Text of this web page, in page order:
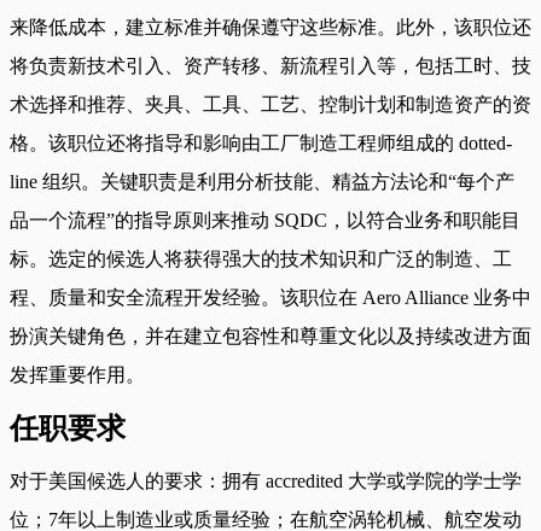
来降低成本，建立标准并确保遵守这些标准。此外，该职位还
将负责新技术引入、资产转移、新流程引入等，包括工时、技
术选择和推荐、夹具、工具、工艺、控制计划和制造资产的资
格。该职位还将指导和影响由工厂制造工程师组成的 dotted-
line 组织。关键职责是利用分析技能、精益方法论和“每个产
品一个流程”的指导原则来推动 SQDC，以符合业务和职能目
标。选定的候选人将获得强大的技术知识和广泛的制造、工
程、质量和安全流程开发经验。该职位在 Aero Alliance 业务中
扮演关键角色，并在建立包容性和尊重文化以及持续改进方面
发挥重要作用。
任职要求
对于美国候选人的要求：拥有 accredited 大学或学院的学士学
位；7年以上制造业或质量经验；在航空涡轮机械、航空发动